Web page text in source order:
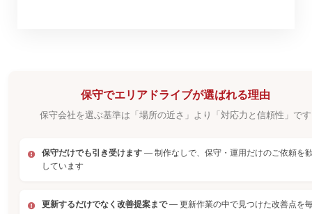
保守でエリアドライブが選ばれる理由
保守会社を選ぶ基準は「場所の近さ」より「対応力と信頼性」です
保守だけでも引き受けます — 制作なしで、保守・運用だけのご依頼を
しています
更新するだけでなく改善提案まで— 更新作業の中で見つけた改善点を